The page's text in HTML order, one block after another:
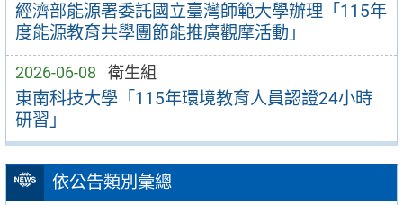
經濟部能源署委託國立臺灣師範大學辦理「115年
度能源教育共學團節能推廣觀摩活動」
2026-06-08 衛生組
東南科技大學「115年環境教育人員認證24小時
研習」
依公告類別彙總